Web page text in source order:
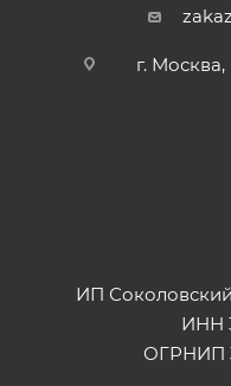
г.
ИП
ИНН
ОГРНИП